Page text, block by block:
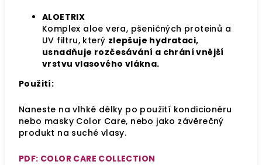
ALOETRIX
Komplex aloe vera, pšeničných proteinů a
UV filtru, který zlepšuje hydrataci,
usnadňuje rozčesávání a chrání vnější
vrstvu vlasového vlákna.
Použití:
Naneste na vlhké délky po použití kondicionéru
nebo masky Color Care, nebo jako závěrečný
produkt na suché vlasy.
PDF: COLOR CARE COLLECTION